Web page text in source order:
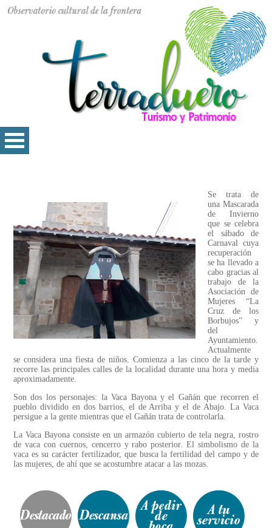
Se trata de
una Mascarada
de Invierno
que se celebra
el sábado de
Carnaval cuya
recuperación
se ha llevado a
cabo gracias al
trabajo de la
Asociación de
Mujeres “La
Cruz de los
Borbujos” y
del
Ayuntamiento.
Actualmente
se considera una fiesta de niños. Comienza a las cinco de la tarde y
recorre las principales calles de la localidad durante una hora y media
aproximadamente.
Son dos los personajes: la Vaca Bayona y el Gañán que recorren el
pueblo dividido en dos barrios, el de Arriba y el de Abajo. La Vaca
persigue a la gente mientras que el Gañán trata de controlarla.
La Vaca Bayona consiste en un armazón cubierto de tela negra, rostro
de vaca con cuernos, cencerro y rabo posterior. El simbolismo de la
vaca es su carácter fertilizador, que busca la fertilidad del campo y de
las mujeres, de ahí que se acostumbre atacar a las mozas.